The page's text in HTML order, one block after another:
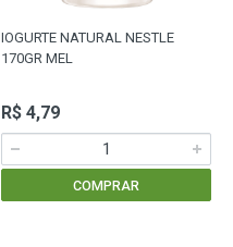
IOGURTE NATURAL NESTLE
170GR MEL
R$ 4,79
COMPRAR